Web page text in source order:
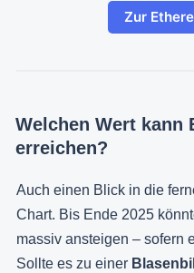
Zur
Welchen Wert kann
erreichen?
Auch einen Blick in die
Chart. Bis Ende 2025
massiv ansteigen – sofern
Sollte es zu einer